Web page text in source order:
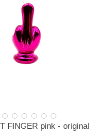
FINGER pink - original